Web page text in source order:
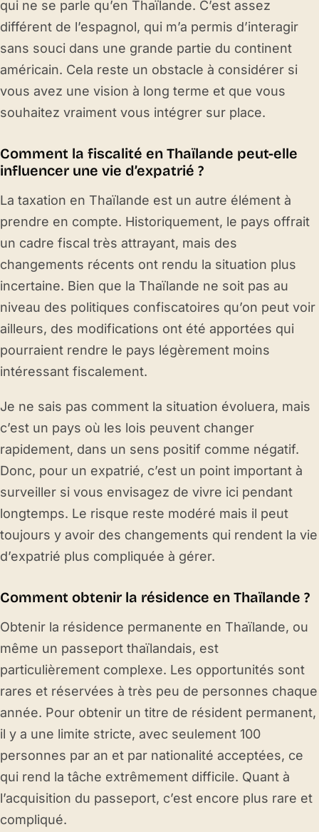
qui ne se parle qu’en Thaïlande. C’est assez
différent de l’espagnol, qui m’a permis d’interagir
sans souci dans une grande partie du continent
américain. Cela reste un obstacle à considérer si
vous avez une vision à long terme et que vous
souhaitez vraiment vous intégrer sur place.
Comment la fiscalité en Thaïlande peut-elle
influencer une vie d’expatrié ?
La taxation en Thaïlande est un autre élément à
prendre en compte. Historiquement, le pays offrait
un cadre fiscal très attrayant, mais des
changements récents ont rendu la situation plus
incertaine. Bien que la Thaïlande ne soit pas au
niveau des politiques confiscatoires qu’on peut voir
ailleurs, des modifications ont été apportées qui
pourraient rendre le pays légèrement moins
intéressant fiscalement.
Je ne sais pas comment la situation évoluera, mais
c’est un pays où les lois peuvent changer
rapidement, dans un sens positif comme négatif.
Donc, pour un expatrié, c’est un point important à
surveiller si vous envisagez de vivre ici pendant
longtemps. Le risque reste modéré mais il peut
toujours y avoir des changements qui rendent la vie
d’expatrié plus compliquée à gérer.
Comment obtenir la résidence en Thaïlande ?
Obtenir la résidence permanente en Thaïlande, ou
même un passeport thaïlandais, est
particulièrement complexe. Les opportunités sont
rares et réservées à très peu de personnes chaque
année. Pour obtenir un titre de résident permanent,
il y a une limite stricte, avec seulement 100
personnes par an et par nationalité acceptées, ce
qui rend la tâche extrêmement difficile. Quant à
l’acquisition du passeport, c’est encore plus rare et
compliqué.